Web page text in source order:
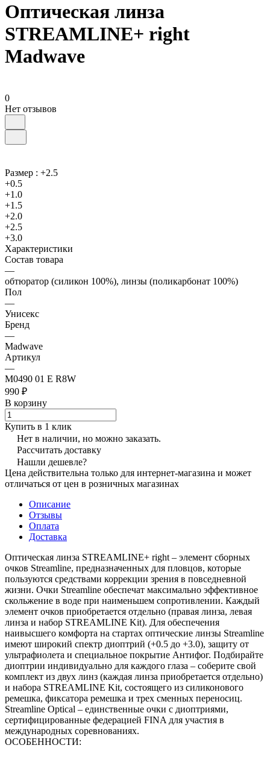
Оптическая линза
STREAMLINE+ right
Madwave
0
Нет отзывов
Размер : +2.5
+0.5
+1.0
+1.5
+2.0
+2.5
+3.0
Характеристики
Состав товара
—
обтюратор (силикон 100%), линзы (поликарбонат 100%)
Пол
—
Унисекс
Бренд
—
Madwave
Артикул
—
M0490 01 E R8W
990 ₽
В корзину
Купить в 1 клик
Нет в наличии, но можно заказать.
Рассчитать доставку
Нашли дешевле?
Цена действительна только для интернет-магазина и может
отличаться от цен в розничных магазинах
Описание
Отзывы
Оплата
Доставка
Оптическая линза STREAMLINE+ right – элемент сборных
очков Streamline, предназначенных для пловцов, которые
пользуются средствами коррекции зрения в повседневной
жизни. Очки Streamline обеспечат максимально эффективное
скольжение в воде при наименьшем сопротивлении. Каждый
элемент очков приобретается отдельно (правая линза, левая
линза и набор STREAMLINE Kit). Для обеспечения
наивысшего комфорта на стартах оптические линзы Streamline
имеют широкий спектр диоптрий (+0.5 до +3.0), защиту от
ультрафиолета и специальное покрытие Антифог. Подбирайте
диоптрии индивидуально для каждого глаза – соберите свой
комплект из двух линз (каждая линза приобретается отдельно)
и набора STREAMLINE Kit, состоящего из силиконового
ремешка, фиксатора ремешка и трех сменных переносиц.
Streamline Optical – единственные очки с диоптриями,
сертифицированные федерацией FINA для участия в
международных соревнованиях.
ОСОБЕННОСТИ: